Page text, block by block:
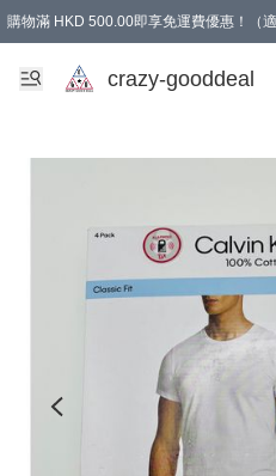
購物滿 HKD 500.00即享免運費優惠！（
成為會員可享免費禮品
crazy-gooddeal